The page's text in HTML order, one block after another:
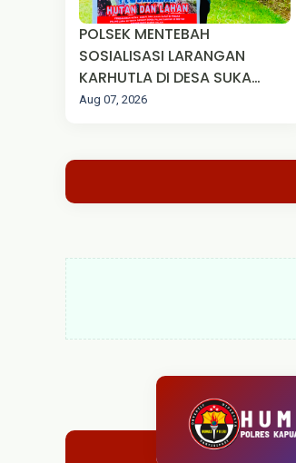
‎POLSEK MENTEBAH
SOSIALISASI LARANGAN
KARHUTLA DI DESA SUKA
MAJU
Aug 07, 2026